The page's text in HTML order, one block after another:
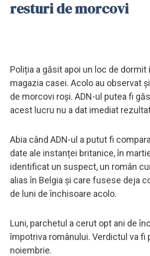
resturi de morcovi
Poliția a găsit apoi un loc de dormit
magazia casei. Acolo au observat
de morcovi roși. ADN-ul putea fi
acest lucru nu a dat imediat
Abia când ADN-ul a putut fi
date ale instanței britanice, în
identificat un suspect, un român
alias în Belgia și care fusese deja
de luni de închisoare acolo.
Luni, parchetul a cerut opt ​​ani de
împotriva românului. Verdictul va fi
noiembrie.